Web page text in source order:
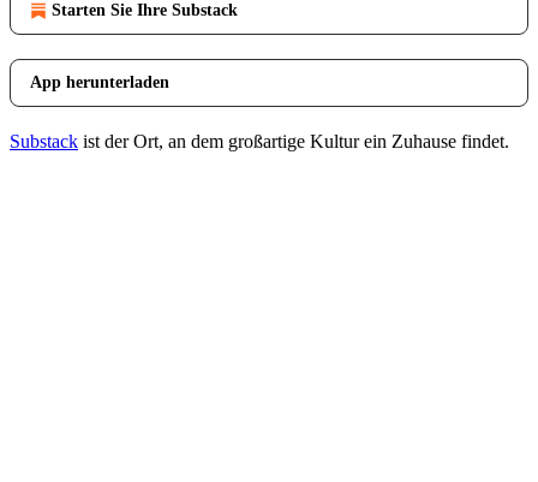
Starten Sie Ihre Substack
App herunterladen
Substack ist der Ort, an dem großartige Kultur ein Zuhause findet.